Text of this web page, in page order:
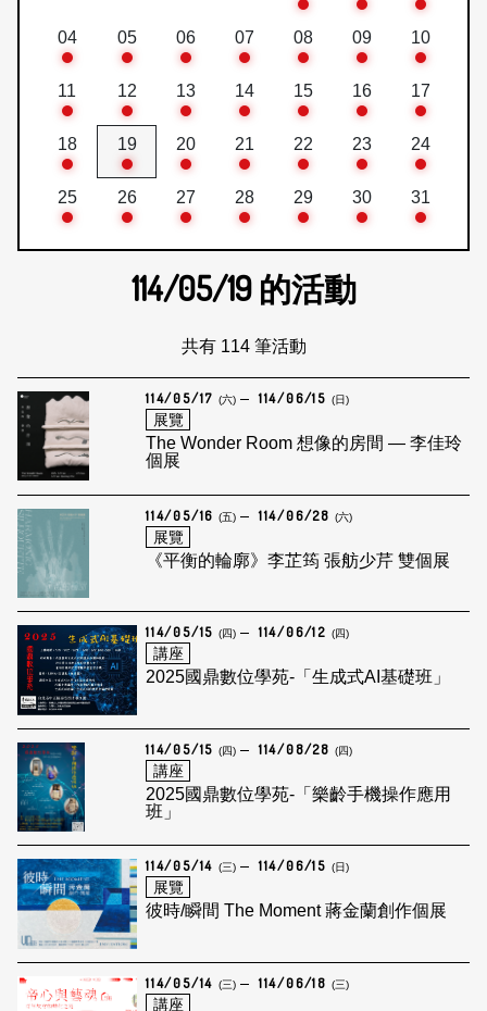
04 05 06 07 08 09 10
11 12 13 14 15 16 17
18 19 20 21 22 23 24
25 26 27 28 29 30 31
114/05/19 的活動
共有 114 筆活動
114/05/17 (六) 114/06/15 (日)
展覽
The Wonder Room 想像的房間 — 李佳玲
個展
114/05/16 (五) 114/06/28 (六)
展覽
《平衡的輪廓》李芷筠 張舫少芹 雙個展
114/05/15 (四) 114/06/12 (四)
講座
2025國鼎數位學苑-「生成式AI基礎班」
114/05/15 (四) 114/08/28 (四)
講座
2025國鼎數位學苑-「樂齡手機操作應用
班」
114/05/14 (三) 114/06/15 (日)
展覽
彼時/瞬間 The Moment 蔣金蘭創作個展
114/05/14 (三) 114/06/18 (三)
講座